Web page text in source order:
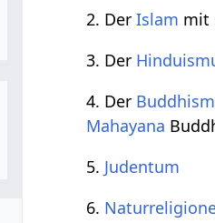
2. DerIslam mit
3. Der
4. Der
Mahayana
5. Judentum
6.